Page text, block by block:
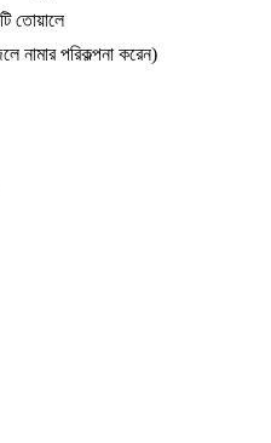
তোয়ালে
নামার পরিকল্পনা করেন)